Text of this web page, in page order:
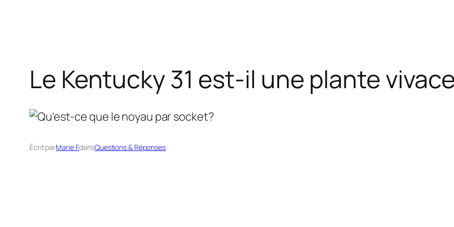
Le Kentucky 31 est-il une plante
Écrit parMarie F.dansQuestions & Réponses